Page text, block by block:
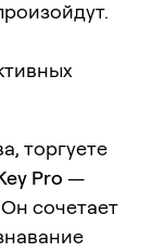
торгуете
Pro —
сочетает